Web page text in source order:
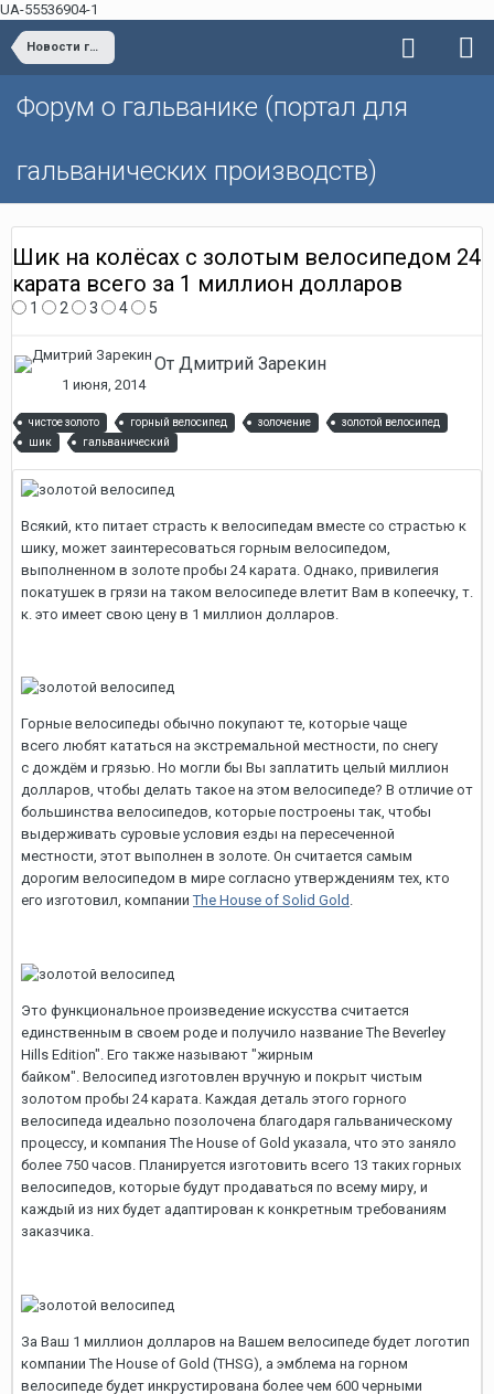
UA-55536904-1
Новости гальванотехники
Форум о гальванике (портал для
гальванических производств)
Шик на колёсах с золотым велосипедом 24
карата всего за 1 миллион долларов
1 2 3 4 5
От Дмитрий Зарекин
1 июня, 2014
чистое золото горный велосипед золочение
золотой велосипед
шик
гальванический
Всякий, кто питает страсть к велосипедам вместе со страстью к
шику, может заинтересоваться горным велосипедом,
выполненном в золоте пробы 24 карата. Однако, привилегия
покатушек в грязи на таком велосипеде влетит Вам в копеечку, т.
к. это имеет свою цену в 1 миллион долларов.
Горные велосипеды обычно покупают те, которые чаще
всего любят кататься на экстремальной местности, по снегу
с дождём и грязью. Но могли бы Вы заплатить целый миллион
долларов, чтобы делать такое на этом велосипеде? В отличие от
большинства велосипедов, которые построены так, чтобы
выдерживать суровые условия езды на пересеченной
местности, этот выполнен в золоте. Он считается самым
дорогим велосипедом в мире согласно утверждениям тех, кто
его изготовил, компанииThe House of Solid Gold .
Это функциональное произведение искусства считается
единственным в своем роде и получило название The Beverley
Hills Edition". Его также называют "жирным
байком". Велосипед изготовлен вручную и покрыт чистым
золотом пробы 24 карата. Каждая деталь этого горного
велосипеда идеально позолочена благодаря гальваническому
процессу, и компания The House of Gold указала, что это заняло
более 750 часов. Планируется изготовить всего 13 таких горных
велосипедов, которые будут продаваться по всему миру, и
каждый из них будет адаптирован к конкретным требованиям
заказчика.
За Ваш 1 миллион долларов на Вашем велосипеде будет логотип
компании The House of Gold (THSG), а эмблема на горном
велосипеде будет инкрустирована более чем 600 черными